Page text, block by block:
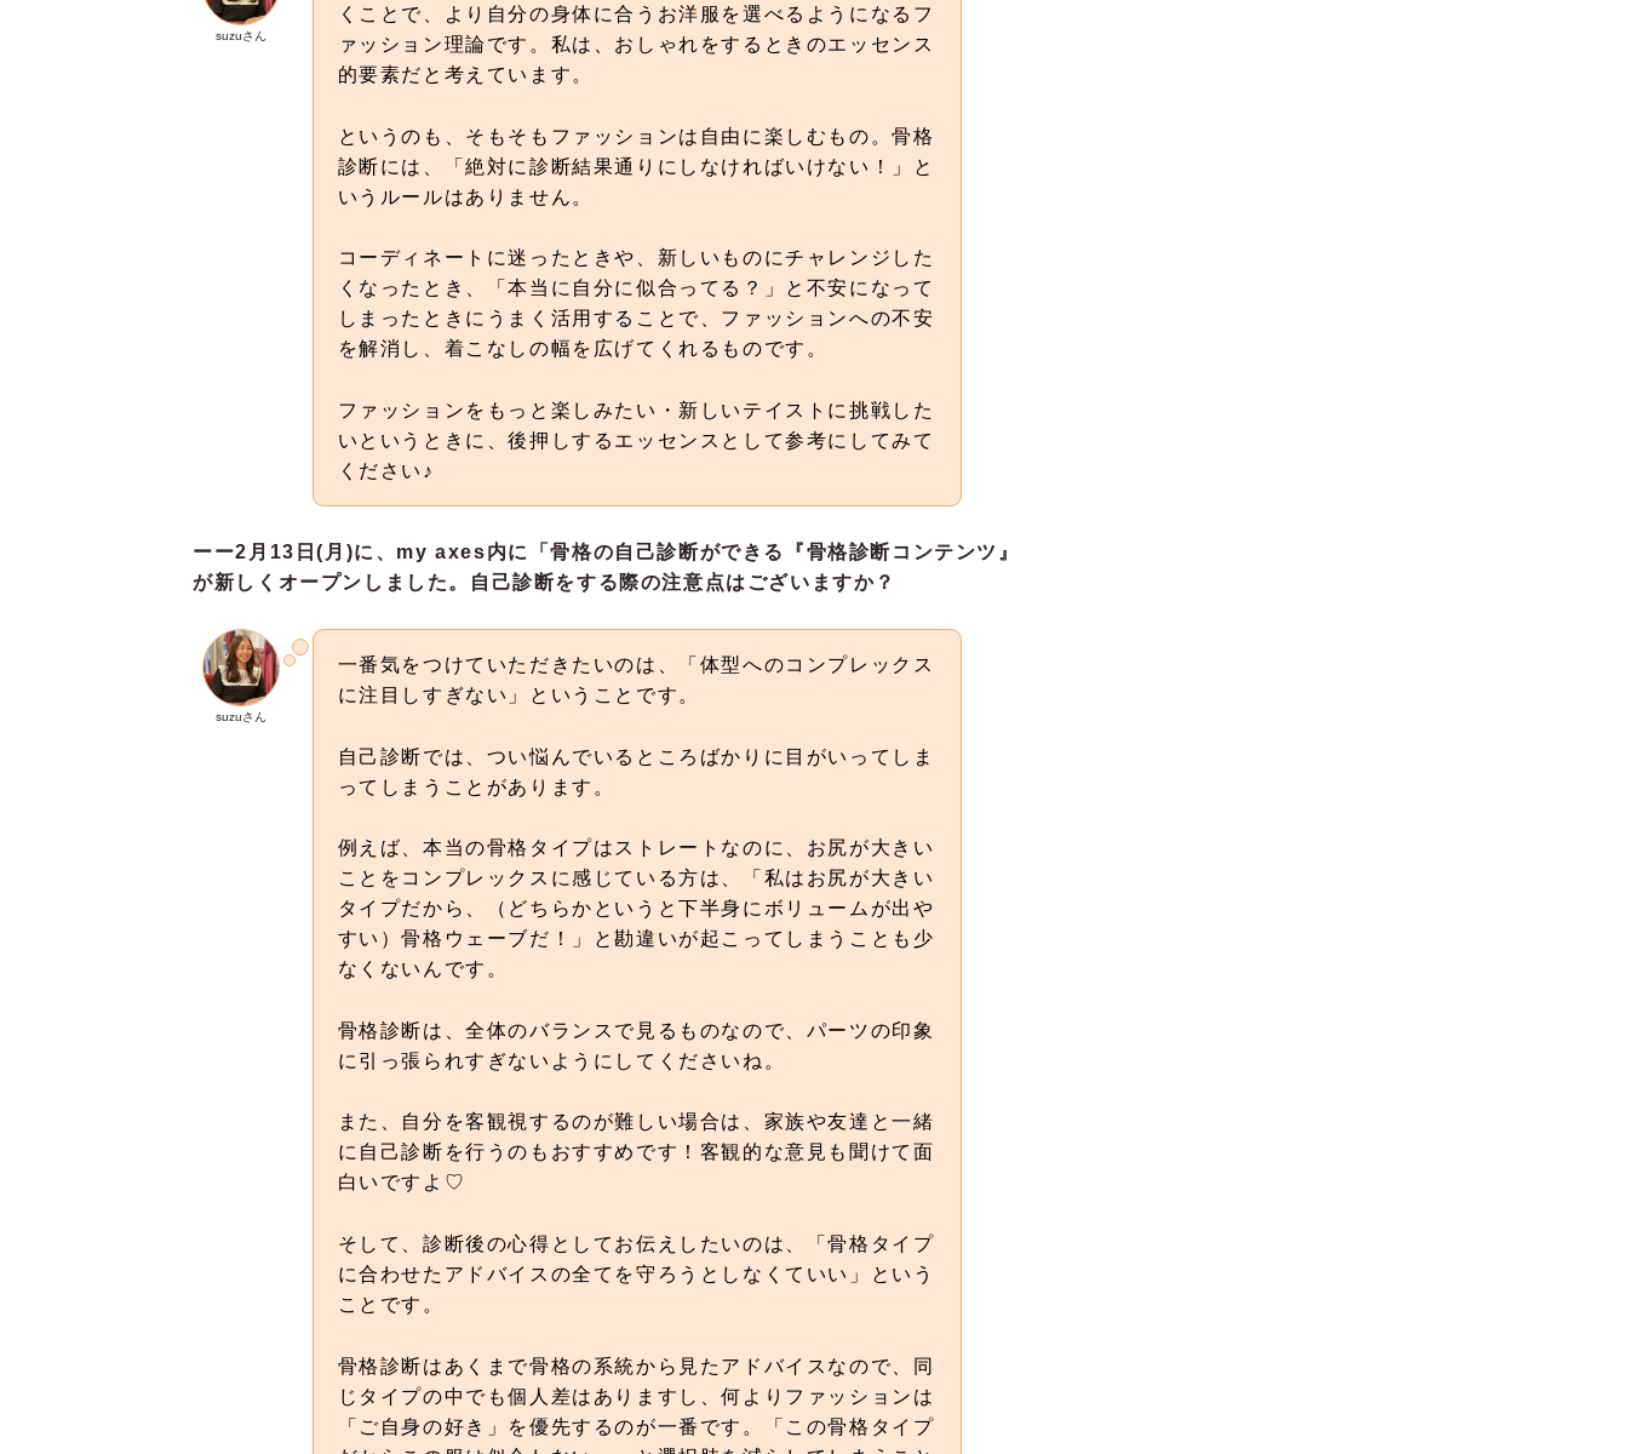
suzuさん
くことで、より自分の身体に合うお洋服を選べるようになるフ
ァッション理論です。私は、おしゃれをするときのエッセンス
的要素だと考えています。
というのも、そもそもファッションは自由に楽しむもの。骨格
診断には、「絶対に診断結果通りにしなければいけない！」と
いうルールはありません。
コーディネートに迷ったときや、新しいものにチャレンジした
くなったとき、「本当に自分に似合ってる？」と不安になって
しまったときにうまく活用することで、ファッションへの不安
を解消し、着こなしの幅を広げてくれるものです。
ファッションをもっと楽しみたい・新しいテイストに挑戦した
いというときに、後押しするエッセンスとして参考にしてみて
ください♪
ーー2月13日(月)に、my axes内に「骨格の自己診断ができる『骨格診断コンテンツ 』
が新しくオープンしました。自己診断をする際の注意点はございますか？
suzuさん
一番気をつけていただきたいのは、「体型へのコンプレックス
に注目しすぎない」ということです。
自己診断では、つい悩んでいるところばかりに目がいってしま
ってしまうことがあります。
例えば、本当の骨格タイプはストレートなのに、お尻が大きい
ことをコンプレックスに感じている方は、「私はお尻が大きい
タイプだから、（どちらかというと下半身にボリュームが出や
すい）骨格ウェーブだ！」と勘違いが起こってしまうことも少
なくないんです。
骨格診断は、全体のバランスで見るものなので、パーツの印象
に引っ張られすぎないようにしてくださいね。
また、自分を客観視するのが難しい場合は、家族や友達と一緒
に自己診断を行うのもおすすめです！客観的な意見も聞けて面
白いですよ♡
そして、診断後の心得としてお伝えしたいのは、「骨格タイプ
に合わせたアドバイスの全てを守ろうとしなくていい」という
ことです。
骨格診断はあくまで骨格の系統から見たアドバイスなので、同
じタイプの中でも個人差はありますし、何よりファッションは
「ご自身の好き」を優先するのが一番です。「この骨格タイプ